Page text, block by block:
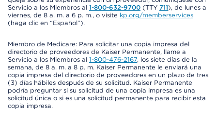
Servicio a los Miembros al 1-800-632-9700 (TTY 711), de lunes a
viernes, de 8 a. m. a 6 p. m., o visite kp.org/memberservices
(haga clic en “Español”).
Miembro de Medicare: Para solicitar una copia impresa del
directorio de proveedores de Kaiser Permanente, llame a
Servicio a los Miembros al 1-800-476-2167, los siete días de la
semana, de 8 a. m. a 8 p. m. Kaiser Permanente le enviará una
copia impresa del directorio de proveedores en un plazo de tres
(3) días hábiles después de su solicitud. Kaiser Permanente
podría preguntar si su solicitud de una copia impresa es una
solicitud única o si es una solicitud permanente para recibir esta
copia impresa.